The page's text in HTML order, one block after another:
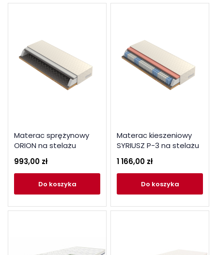
Materac sprężynowy
ORION na stelażu
993,00 zł
do koszyka
Materac kieszeniowy
SYRIUSZ P-3 na stelażu
1 166,00 zł
do koszyka